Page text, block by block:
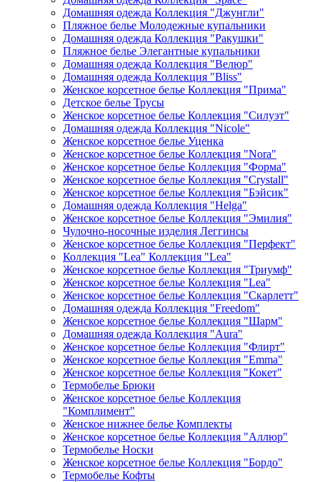
Домашняя одежда Коллекция "Джунгли"
Пляжное белье Молодежные купальники
Домашняя одежда Коллекция "Ракушки"
Пляжное белье Элегантные купальники
Домашняя одежда Коллекция "Велюр"
Домашняя одежда Коллекция "Bliss"
Женское корсетное белье Коллекция "Прима"
Детское белье Трусы
Женское корсетное белье Коллекция "Силуэт"
Домашняя одежда Коллекция "Nicole"
Женское корсетное белье Уценка
Женское корсетное белье Коллекция "Nora"
Женское корсетное белье Коллекция "Форма"
Женское корсетное белье Коллекция "Crystall"
Женское корсетное белье Коллекция "Бэйсик"
Домашняя одежда Коллекция "Helga"
Женское корсетное белье Коллекция "Эмилия"
Чулочно-носочные изделия Леггинсы
Женское корсетное белье Коллекция "Перфект"
Коллекция "Lea" Коллекция "Lea"
Женское корсетное белье Коллекция "Триумф"
Женское корсетное белье Коллекция "Lea"
Женское корсетное белье Коллекция "Скарлетт"
Домашняя одежда Коллекция "Freedom"
Женское корсетное белье Коллекция "Шарм"
Домашняя одежда Коллекция "Aura"
Женское корсетное белье Коллекция "Флирт"
Женское корсетное белье Коллекция "Emma"
Женское корсетное белье Коллекция "Кокет"
Термобелье Брюки
Женское корсетное белье Коллекция
"Комплимент"
Женское нижнее белье Комплекты
Женское корсетное белье Коллекция "Аллюр"
Термобелье Носки
Женское корсетное белье Коллекция "Бордо"
Термобелье Кофты